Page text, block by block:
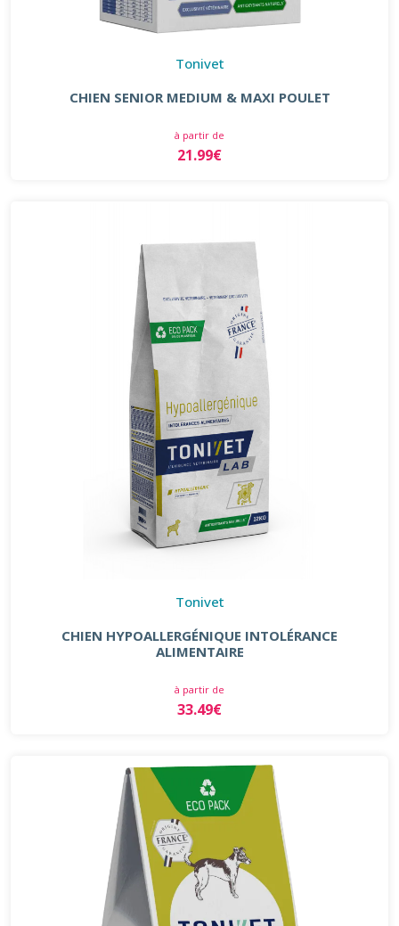
Tonivet
CHIEN SENIOR MEDIUM & MAXI POULET
à partir de
21.99€
Tonivet
CHIEN HYPOALLERGÉNIQUE INTOLÉRANCE
ALIMENTAIRE
à partir de
33.49€